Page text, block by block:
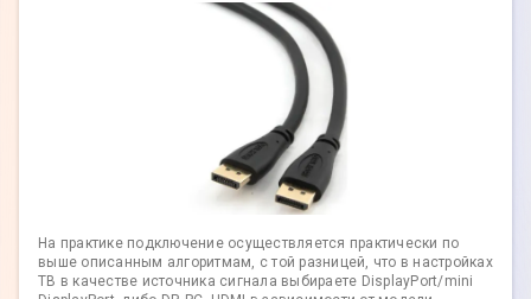
На практике подключение осуществляется практически по
выше описанным алгоритмам, с той разницей, что в настройках
ТВ в качестве источника сигнала выбираете DisplayPort/mini